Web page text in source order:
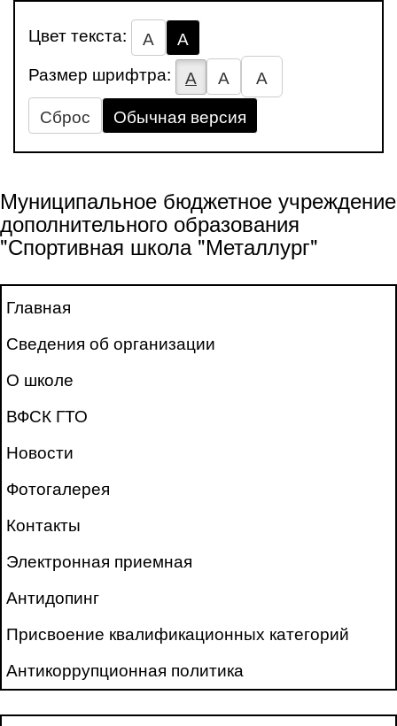
Цвет текста: А
А
Размер шрифтра:
А А
А
Сброс
Обычная версия
Муниципальное бюджетное учреждение
дополнительного образования
"Спортивная школа "Металлург"
Главная
Сведения об организации
О школе
ВФСК ГТО
Новости
Фотогалерея
Контакты
Электронная приемная
Антидопинг
Присвоение квалификационных категорий
Антикоррупционная политика